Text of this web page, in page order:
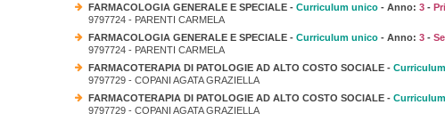
FARMACOLOGIA GENERALE E SPECIALE - Curriculum unico - Anno: 3 -
9797724 - PARENTI CARMELA
FARMACOLOGIA GENERALE E SPECIALE - Curriculum unico - Anno: 3 -
9797724 - PARENTI CARMELA
FARMACOTERAPIA DI PATOLOGIE AD ALTO COSTO SOCIALE -
9797729 - COPANI AGATA GRAZIELLA
FARMACOTERAPIA DI PATOLOGIE AD ALTO COSTO SOCIALE -
9797729 - COPANI AGATA GRAZIELLA